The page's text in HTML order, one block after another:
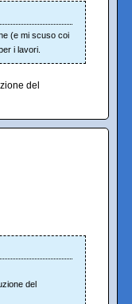
(e mi scuso coi
i lavori.
del
del